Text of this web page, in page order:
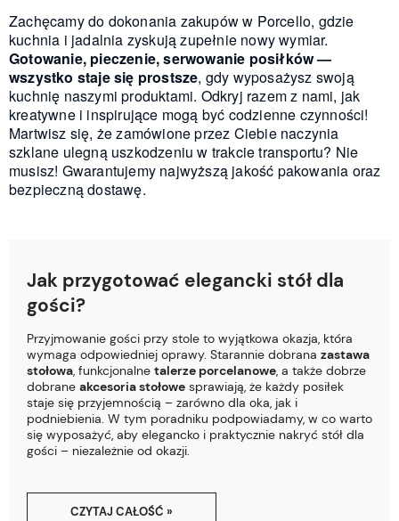
Zachęcamy do dokonania zakupów w Porcello, gdzie
kuchnia i jadalnia zyskują zupełnie nowy wymiar.
Gotowanie, pieczenie, serwowanie posiłków —
wszystko staje się prostsze, gdy wyposażysz swoją
kuchnię naszymi produktami. Odkryj razem z nami, jak
kreatywne i inspirujące mogą być codzienne czynności!
Martwisz się, że zamówione przez Ciebie naczynia
szklane ulegną uszkodzeniu w trakcie transportu? Nie
musisz! Gwarantujemy najwyższą jakość pakowania oraz
bezpieczną dostawę.
Jak przygotować elegancki stół dla
gości?
CZYTAJ CAŁOŚĆ »
Przyjmowanie gości przy stole to wyjątkowa okazja, która
wymaga odpowiedniej oprawy. Starannie dobrana zastawa
stołowa, funkcjonalne talerze porcelanowe, a także dobrze
dobrane akcesoria stołowe sprawiają, że każdy posiłek
staje się przyjemnością – zarówno dla oka, jak i
podniebienia. W tym poradniku podpowiadamy, w co warto
się wyposażyć, aby elegancko i praktycznie nakryć stół dla
gości – niezależnie od okazji.